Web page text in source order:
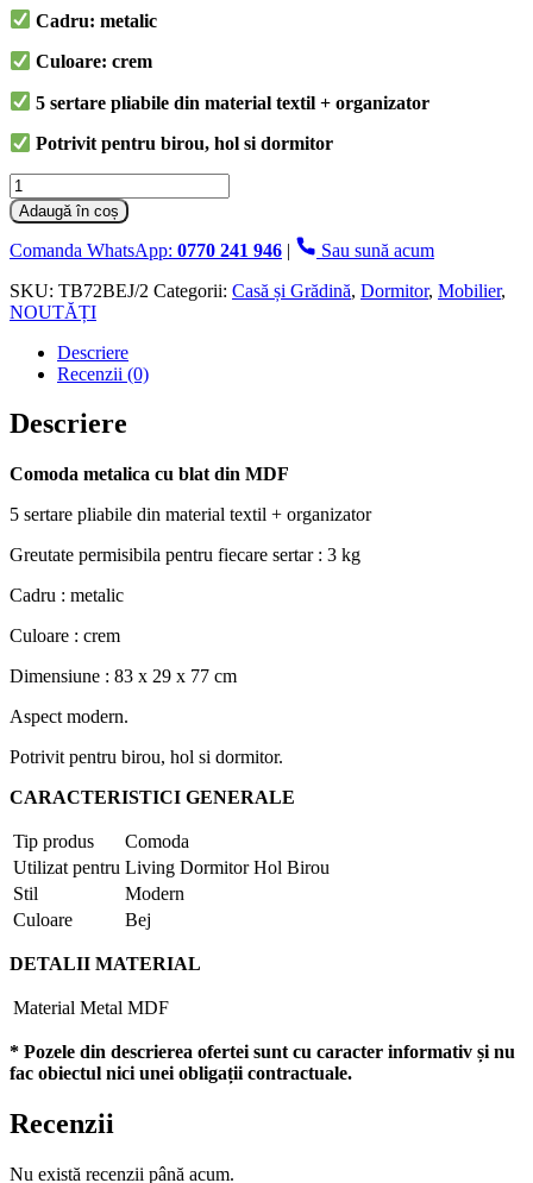
Cadru: metalic
Culoare: crem
5 sertare pliabile din material textil + organizator
Potrivit pentru birou, hol si dormitor
Cantitate
Comoda
cu
5
,
83
cm
,
Crem
Adaugă în coș
Comanda WhatsApp: 0770 241 946 |
Sau sună acum
SKU: TB72BEJ/2 Categorii: Casă și Grădină, Dormitor, Mobilier,
NOUTĂȚI
Descriere
Recenzii (0)
Descriere
Comoda metalica cu blat din MDF
5 sertare pliabile din material textil + organizator
Greutate permisibila pentru fiecare sertar : 3 kg
Cadru : metalic
Culoare : crem
Dimensiune : 83 x 29 x 77 cm
Aspect modern.
Potrivit pentru birou, hol si dormitor.
CARACTERISTICI GENERALE
Tip produs
Comoda
Utilizat pentru Living Dormitor Hol Birou
Stil
Modern
Culoare
Bej
DETALII MATERIAL
Material Metal MDF
* Pozele din descrierea ofertei sunt cu caracter informativ și nu
fac obiectul nici unei obligații contractuale.
Recenzii
Nu există recenzii până acum.